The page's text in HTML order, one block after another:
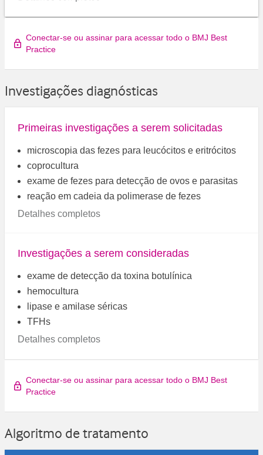
Conectar-se ou assinar para acessar todo o BMJ Best
Practice
Investigações diagnósticas
Primeiras investigações a serem solicitadas
microscopia das fezes para leucócitos e eritrócitos
coprocultura
exame de fezes para detecção de ovos e parasitas
reação em cadeia da polimerase de fezes
Detalhes completos
Investigações a serem consideradas
exame de detecção da toxina botulínica
hemocultura
lipase e amilase séricas
TFHs
Detalhes completos
Conectar-se ou assinar para acessar todo o BMJ Best
Practice
Algoritmo de tratamento